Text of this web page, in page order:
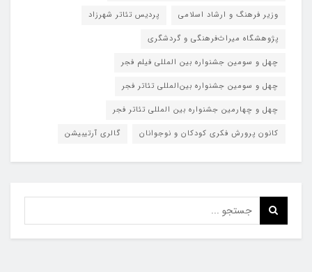
وزیر فرهنگ و ارشاد اسلامی
پردیس تئاتر شهرزاد
پژوهشگاه میراث‌فرهنگی و گردشگری
چهل و سومین جشنواره بین المللی فیلم فجر
چهل و سومین جشنواره بین‌المللی تئاتر فجر
چهل و چهارمین جشنواره بین المللی تئاتر فجر
کانون پرورش فکری کودکان و نوجوانان
گالری آرتیبیشن